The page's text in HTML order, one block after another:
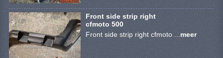
Front side strip right
cfmoto 500
Front side strip right cfmoto ... meer